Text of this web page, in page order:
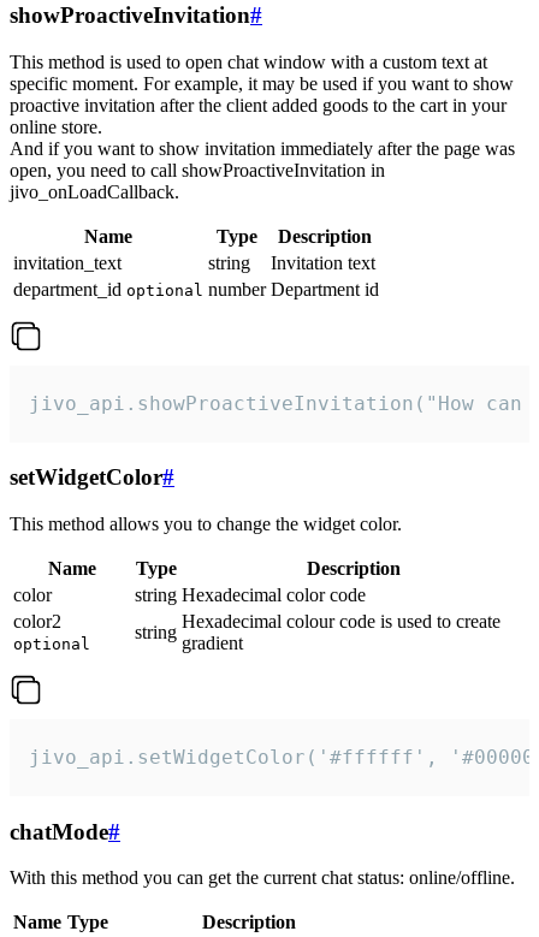
showProactiveInvitation#
This method is used to open chat window with a custom text at
specific moment. For example, it may be used if you want to show
proactive invitation after the client added goods to the cart in your
online store.
And if you want to show invitation immediately after the page was
open, you need to call showProactiveInvitation in
jivo_onLoadCallback.
Name Type
Description
invitation_text
string
Invitation text
department_id optional number Department id
jivo_api.showProactiveInvitation("How
setWidgetColor#
This method allows you to change the widget color.
Name Type
Description
color
string Hexadecimal color code
color2
optional
string
Hexadecimal colour code is used to create
gradient
jivo_api.setWidgetColor('#ffffff',
chatMode#
With this method you can get the current chat status: online/offline.
Name Type
Description